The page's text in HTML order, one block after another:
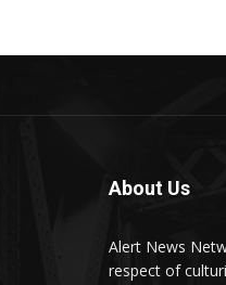
About Us
Alert News
respect of